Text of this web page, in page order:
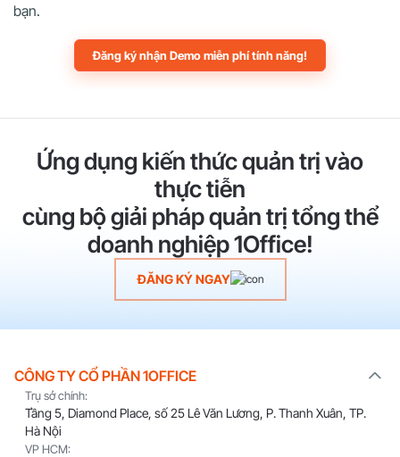
bạn.
Đăng ký nhận Demo miễn phí tính năng!
Ứng dụng kiến thức quản trị vào
thực tiễn
cùng bộ giải pháp quản trị tổng thể
doanh nghiệp 1Office!
ĐĂNG KÝ NGAY
CÔNG TY CỔ PHẦN 1OFFICE
Trụ sở chính:
Tầng 5, Diamond Place, số 25 Lê Văn Lương, P. Thanh Xuân, TP.
Hà Nội
VP HCM: